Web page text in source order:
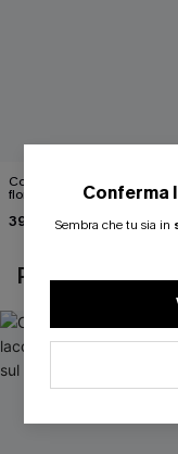
Costume intero con lacci
floreali svolazzanti sul retro
39,00 €
POTREBBE
Conferma
Sembra che tu sia in